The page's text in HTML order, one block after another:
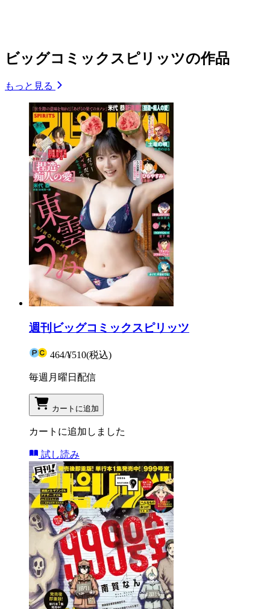
ビッグコミックスピリッツの作品
もっと見る
週刊ビッグコミックスピリッツ
464/¥510(税込)
毎週月曜日配信
カートに追加
カートに追加しました
試し読み